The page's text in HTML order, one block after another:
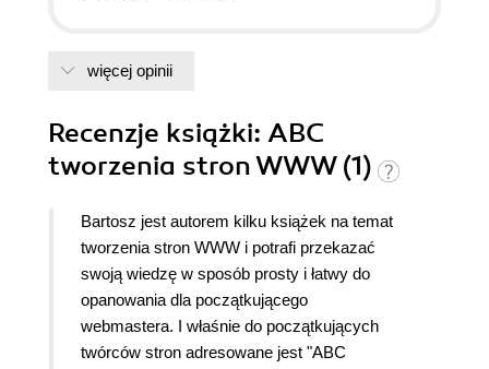
więcej opinii
Recenzje książki: ABC
tworzenia stron WWW (1)
Bartosz jest autorem kilku książek na temat
tworzenia stron WWW i potrafi przekazać
swoją wiedzę w sposób prosty i łatwy do
opanowania dla początkującego
webmastera. I właśnie do początkujących
twórców stron adresowane jest "ABC